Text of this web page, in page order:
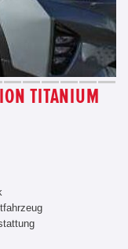
TITANIUM